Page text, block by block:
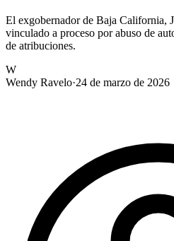
El exgobernador de Baja California,
vinculado a proceso por abuso de
de atribuciones.
W
Wendy Ravelo·24 de marzo de 2026